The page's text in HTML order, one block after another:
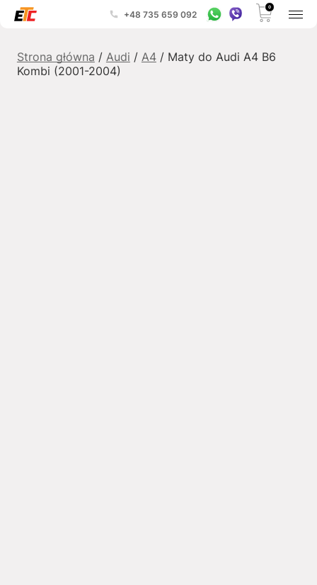
+48 735 659 092
0
Strona główna / Audi / A4/ Maty do Audi A4 B6
Kombi (2001-2004)